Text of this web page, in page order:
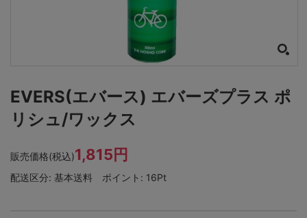
EVERS(エバース) エバーズプラス ポ
リシュ/ワックス
販売価格(税込)1,815円
配送区分: 基本送料 ポイント: 16Pt